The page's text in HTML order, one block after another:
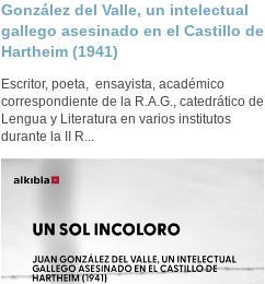
González del Valle, un intelectual
gallego asesinado en el Castillo de
Hartheim (1941)
Escritor, poeta, ensayista, académico
correspondiente de la R.A.G., catedrático de
Lengua y Literatura en varios institutos
durante la II R...